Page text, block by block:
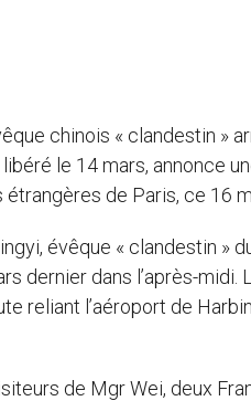
chinois « clandestin »
le 14 mars, annonce
étrangères de Paris, ce 16
évêque « clandestin »
dernier dans l’après-midi.
reliant l’aéroport de
de Mgr Wei, deux